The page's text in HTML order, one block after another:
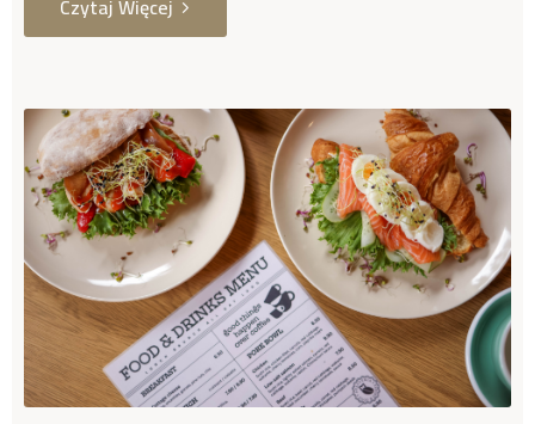
Czytaj Więcej